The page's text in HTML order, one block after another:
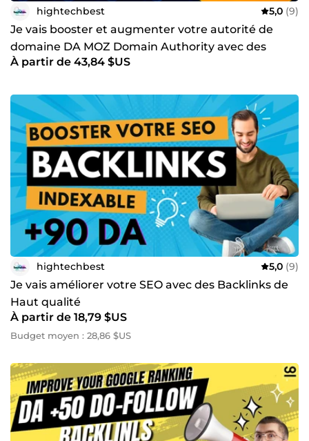
hightechbest 5,0 (9)
Je vais booster et augmenter votre autorité de
domaine DA MOZ Domain Authority avec des
backlinks de qualité
À partir de 43,84 $US
hightechbest 5,0 (9)
Je vais améliorer votre SEO avec des Backlinks de
Haut qualité
À partir de 18,79 $US
Budget moyen : 28,86 $US